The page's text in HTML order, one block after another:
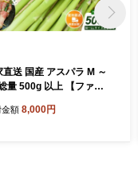
直送 国産 アスパラ M ～
量 500g 以上 【ファー
アスパラ 旬 野菜 やさい
金額 8,000円